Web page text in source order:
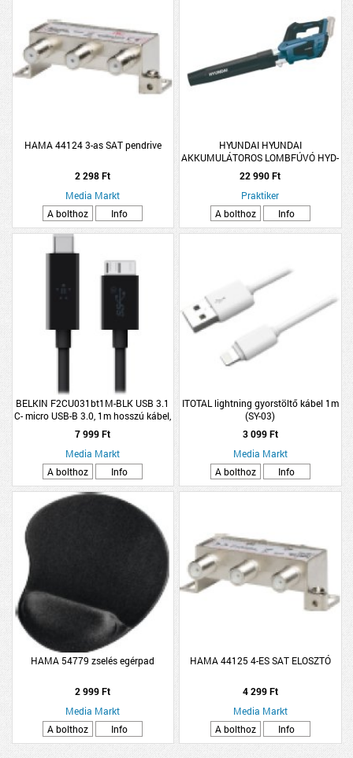
HAMA 44124 3-as SAT pendrive
2 298 Ft
Media Markt
A bolthoz
Info
HYUNDAI HYUNDAI
AKKUMULÁTOROS LOMBFÚVÓ HYD-
4570-20V 570 M3/H AKKU ÉS TÖLTŐ
NÉLKÜL
22 990 Ft
Praktiker
A bolthoz
Info
BELKIN F2CU031bt1M-BLK USB 3.1
C- micro USB-B 3.0, 1m hosszú kábel,
fekete
7 999 Ft
Media Markt
A bolthoz
Info
ITOTAL lightning gyorstöltő kábel 1m
(SY-03)
3 099 Ft
Media Markt
A bolthoz
Info
HAMA 54779 zselés egérpad
2 999 Ft
Media Markt
A bolthoz
Info
HAMA 44125 4-ES SAT ELOSZTÓ
4 299 Ft
Media Markt
A bolthoz
Info